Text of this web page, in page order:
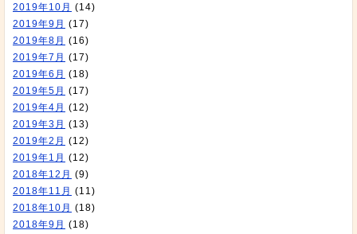
2019年10月 (14)
2019年9月 (17)
2019年8月 (16)
2019年7月 (17)
2019年6月 (18)
2019年5月 (17)
2019年4月 (12)
2019年3月 (13)
2019年2月 (12)
2019年1月 (12)
2018年12月 (9)
2018年11月 (11)
2018年10月 (18)
2018年9月 (18)